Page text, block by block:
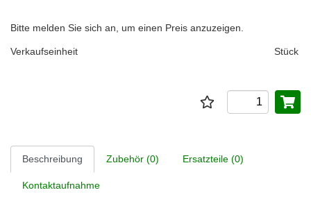
Bitte melden Sie sich an, um einen Preis anzuzeigen.
Verkaufseinheit Stück
Beschreibung Zubehör (0) Ersatzteile (0)
Kontaktaufnahme